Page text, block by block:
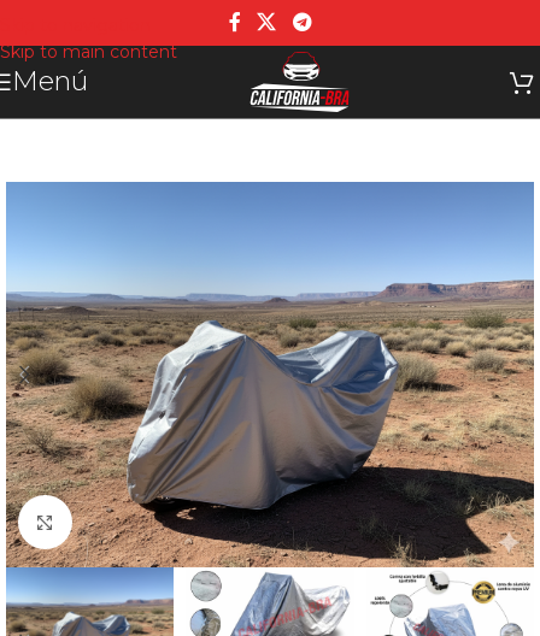
Skip to main content
Menú
Click para agrandar